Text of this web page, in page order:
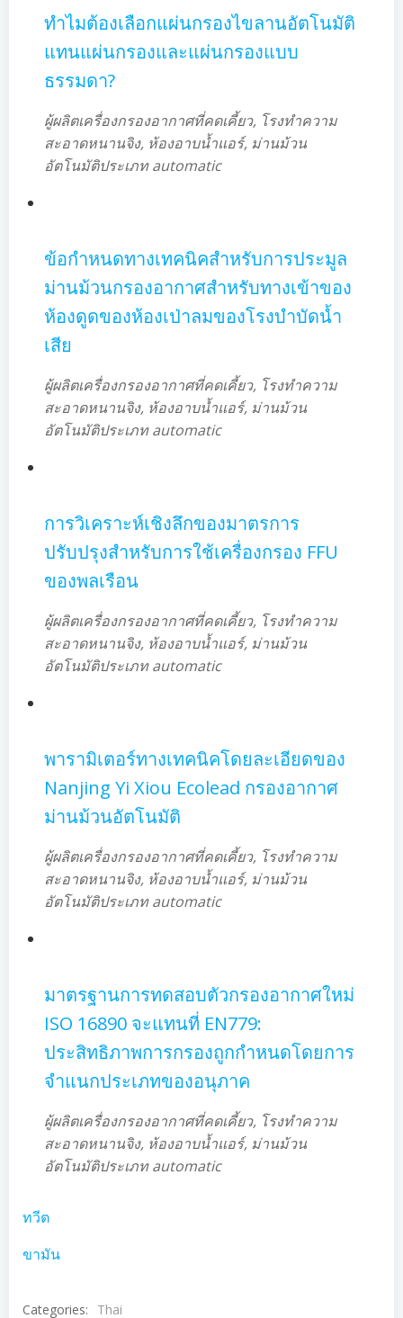
ทำไมต้องเลือกแผ่นกรองไขลานอัตโนมัติ
แทนแผ่นกรองและแผ่นกรองแบบ
ธรรมดา?
ผู้ผลิตเครื่องกรองอากาศที่คดเคี้ยว, โรงทำความ
สะอาดหนานจิง, ห้องอาบน้ำแอร์, ม่านม้วน
อัตโนมัติประเภท automatic
ข้อกำหนดทางเทคนิคสำหรับการประมูล
ม่านม้วนกรองอากาศสำหรับทางเข้าของ
ห้องดูดของห้องเป่าลมของโรงบำบัดน้ำ
เสีย
ผู้ผลิตเครื่องกรองอากาศที่คดเคี้ยว, โรงทำความ
สะอาดหนานจิง, ห้องอาบน้ำแอร์, ม่านม้วน
อัตโนมัติประเภท automatic
การวิเคราะห์เชิงลึกของมาตรการ
ปรับปรุงสำหรับการใช้เครื่องกรอง FFU
ของพลเรือน
ผู้ผลิตเครื่องกรองอากาศที่คดเคี้ยว, โรงทำความ
สะอาดหนานจิง, ห้องอาบน้ำแอร์, ม่านม้วน
อัตโนมัติประเภท automatic
พารามิเตอร์ทางเทคนิคโดยละเอียดของ
Nanjing Yi Xiou Ecolead กรองอากาศ
ม่านม้วนอัตโนมัติ
ผู้ผลิตเครื่องกรองอากาศที่คดเคี้ยว, โรงทำความ
สะอาดหนานจิง, ห้องอาบน้ำแอร์, ม่านม้วน
อัตโนมัติประเภท automatic
มาตรฐานการทดสอบตัวกรองอากาศใหม่
ISO 16890 จะแทนที่ EN779:
ประสิทธิภาพการกรองถูกกำหนดโดยการ
จำแนกประเภทของอนุภาค
ผู้ผลิตเครื่องกรองอากาศที่คดเคี้ยว, โรงทำความ
สะอาดหนานจิง, ห้องอาบน้ำแอร์, ม่านม้วน
อัตโนมัติประเภท automatic
ทวีต
ขามัน
Categories: Thai